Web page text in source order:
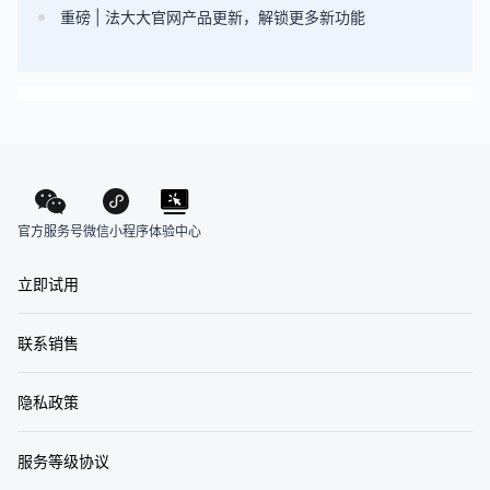
重磅 | 法大大官网产品更新，解锁更多新功能
官方服务号微信小程序体验中心
立即试用
联系销售
隐私政策
服务等级协议